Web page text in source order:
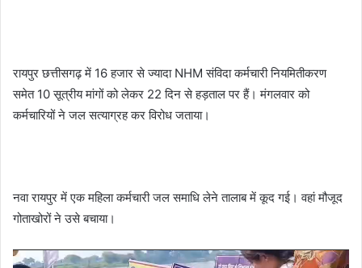
रायपुर छत्तीसगढ़ में 16 हजार से ज्यादा NHM संविदा कर्मचारी नियमितीकरण
समेत 10 सूत्रीय मांगों को लेकर 22 दिन से हड़ताल पर हैं। मंगलवार को
कर्मचारियों ने जल सत्याग्रह कर विरोध जताया।
नवा रायपुर में एक महिला कर्मचारी जल समाधि लेने तालाब में कूद गई। वहां मौजूद
गोताखोरों ने उसे बचाया।
Video